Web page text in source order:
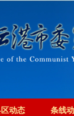
动态 条线